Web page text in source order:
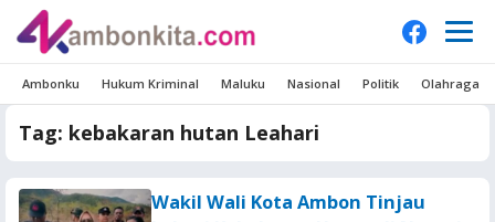
Ambonku Hukum Kriminal Maluku Nasional Politik Olahraga
Tag: kebakaran hutan Leahari
Wakil Wali Kota Ambon Tinjau